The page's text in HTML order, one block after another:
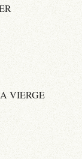
VIERGE